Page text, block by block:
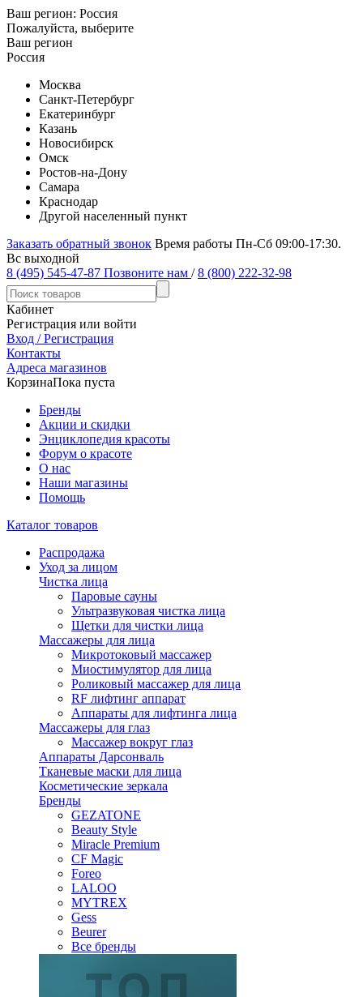
Ваш регион: Россия
Пожалуйста, выберите
Ваш регион
Россия
Москва
Санкт-Петербург
Екатеринбург
Казань
Новосибирск
Омск
Ростов-на-Дону
Самара
Краснодар
Другой населенный пункт
Заказать обратный звонок Время работы Пн-Сб 09:00-17:30.
Вс выходной
8 (495) 545-47-87 Позвоните нам / 8 (800) 222-32-98
Кабинет
Регистрация или войти
Вход / Регистрация
Контакты
Адреса магазинов
КорзинаПока пуста
Бренды
Акции и скидки
Энциклопедия красоты
Форум о красоте
О нас
Наши магазины
Помощь
Каталог товаров
Распродажа
Уход за лицом
Чистка лица
Паровые сауны
Ультразвуковая чистка лица
Щетки для чистки лица
Массажеры для лица
Микротоковый массажер
Миостимулятор для лица
Роликовый массажер для лица
RF лифтинг аппарат
Аппараты для лифтинга лица
Массажеры для глаз
Массажер вокруг глаз
Аппараты Дарсонваль
Тканевые маски для лица
Косметические зеркала
Бренды
GEZATONE
Beauty Style
Miracle Premium
CF Magic
Foreo
LALOO
MYTREX
Gess
Beurer
Все бренды